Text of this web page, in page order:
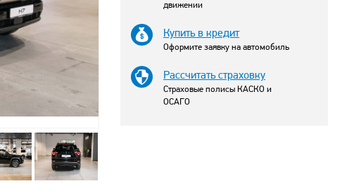
движении
Купить в кредит
Оформите заявку на автомобиль
Рассчитать страховку
Страховые полисы КАСКО и
ОСАГО